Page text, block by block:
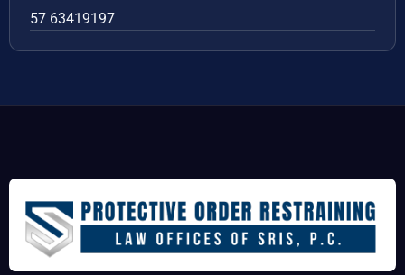
57 63419197